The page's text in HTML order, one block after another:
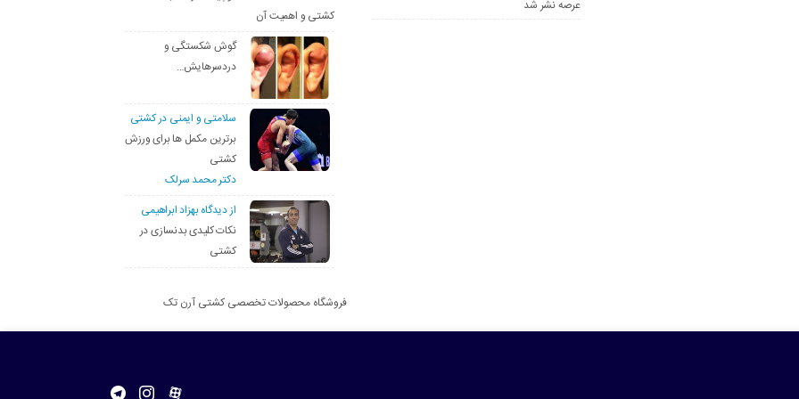
عرصه نشر شد
کشتی و اهمیت آن
گوش شکستگی و
دردسرهایش…
سلامتی و ایمنی در کشتی
برترین مکمل ها برای ورزش
کشتی
دکتر محمد سرلک
از دیدگاه بهزاد ابراهیمی
نکات کلیدی بدنسازی در
کشتی
فروشگاه محصولات تخصصی کشتی آرن تک